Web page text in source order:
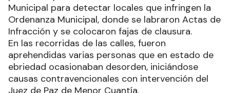
Municipal para detectar locales que infringen la
Ordenanza Municipal, donde se labraron Actas de
Infracción y se colocaron fajas de clausura.
En las recorridas de las calles, fueron
aprehendidas varias personas que en estado de
ebriedad ocasionaban desorden, iniciándose
causas contravencionales con intervención del